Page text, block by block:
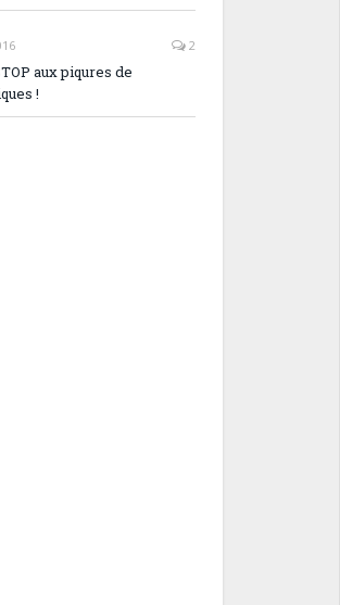
2
aux piqures de
!